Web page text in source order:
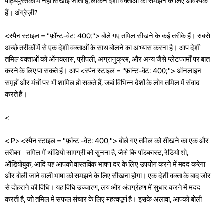
हैं। अंग्रेज़ी?
<स्पैन स्टाइल = "फ़ॉन्ट-वेट: 400;"> बोले गए तमिल सीखने के कई तरीके हैं। सबसे
अच्छे तरीकों में से एक देशी वक्ताओं के साथ बोलने का अभ्यास करना है। आप देशी
तमिल वक्ताओं को ऑनक्लास, प्रीपली, अग्रानुक्रम, और अन्य जैसे प्लेटफार्मों पर बात
करने के लिए पा सकते हैं। आप <स्पैन स्टाइल = "फ़ॉन्ट-वेट: 400;"> ऑनलाइन
समूहों और मंचों पर भी शामिल हो सकते हैं, जहां विभिन्न देशों के लोग तमिल में संवाद
करते हैं।
<
< P> <स्पैन स्टाइल = "फ़ॉन्ट -वेट: 400;"> बोले गए तमिल को सीखने का एक और
तरीका - तमिल में ऑडियो सामग्री को सुनना है, जैसे कि पॉडकास्ट, रेडियो शो,
ऑडियोबुक, आदि यह आपको वास्तविक भाषण दर के लिए उपयोग करने में मदद करेगा
और बोली जाने वाली भाषा को समझने के लिए सीखना होगा। एक देशी वक्ता के बाद जोर
से दोहराने की विधि। यह विधि उच्चारण, लय और अंतर्ग्रहण में सुधार करने में मदद
करती है, जो तमिल में सफल संचार के लिए महत्वपूर्ण है। इसके अलावा, आपको बोली